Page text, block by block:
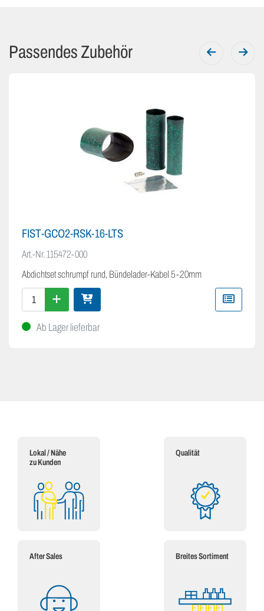
Passendes Zubehör
FIST-GCO2-RSK-16-LTS
Art.-Nr.115472-000
Abdichtset schrumpf rund, Bündelader-Kabel 5-20mm
Ab Lager lieferbar
Lokal / Nähe
zu Kunden
Qualität
After Sales Breites Sortiment